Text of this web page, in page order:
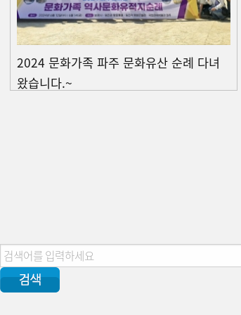
2024 문화가족 파주 문화유산 순례 다녀
왔습니다.~